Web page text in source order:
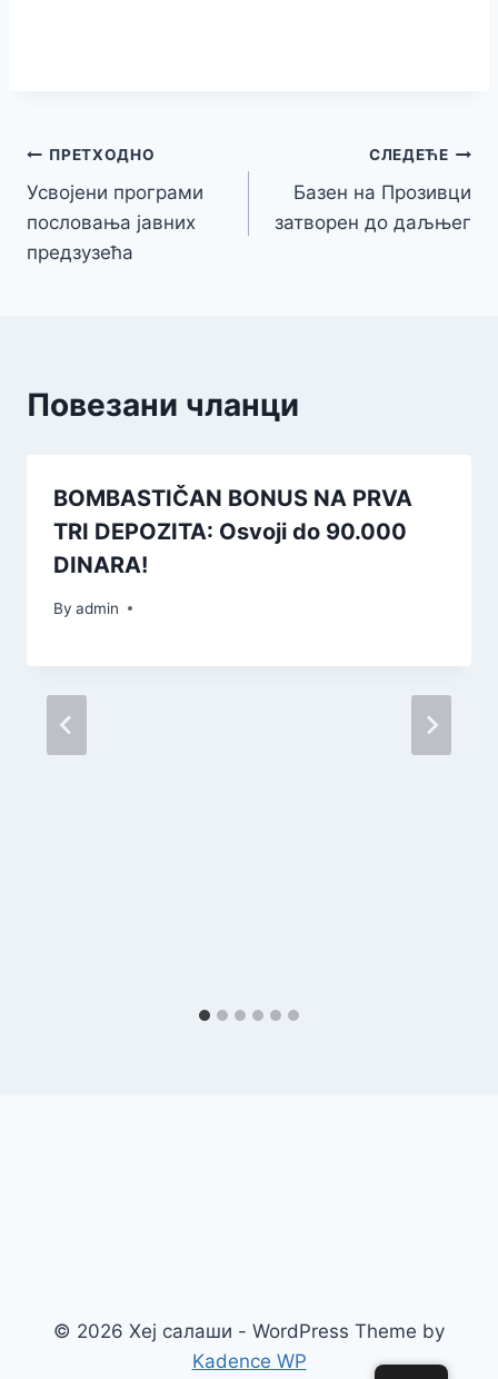
Кретање
чланка
ПРЕТХОДНО
Усвојени програми
пословања јавних
предзузећа
СЛЕДЕЋЕ
Базен на Прозивци
затворен до даљњег
Повезани чланци
BOMBASTIČAN BONUS NA PRVA
TRI DEPOZITA: Osvoji do 90.000
DINARA!
By admin
© 2026 Хеј салаши - WordPress Theme by
Kadence WP